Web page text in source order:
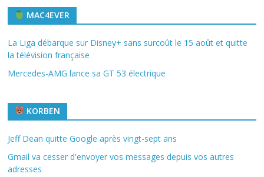
MAC4EVER
La Liga débarque sur Disney+ sans surcoût le 15 août et quitte
la télévision française
Mercedes-AMG lance sa GT 53 électrique
KORBEN
Jeff Dean quitte Google après vingt-sept ans
Gmail va cesser d'envoyer vos messages depuis vos autres
adresses